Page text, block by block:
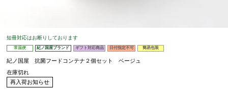
短冊対応はお断りしております
常温便 紀ノ国屋ブランド ギフト対応商品 日付指定不可 簡易包装
紀ノ国屋 抗菌フードコンテナ２個セット ベージュ
在庫切れ
再入荷お知らせ